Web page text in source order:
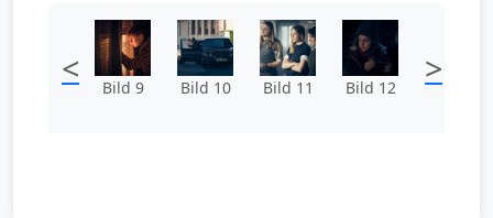
< Bild 9 Bild 10 Bild 11 Bild 12 >